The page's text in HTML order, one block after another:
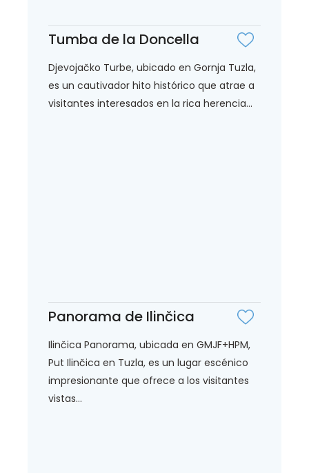
Tumba de la Doncella
Djevojačko Turbe, ubicado en Gornja Tuzla,
es un cautivador hito histórico que atrae a
visitantes interesados en la rica herencia...
Panorama de Ilinčica
Ilinčica Panorama, ubicada en GMJF+HPM,
Put Ilinčica en Tuzla, es un lugar escénico
impresionante que ofrece a los visitantes
vistas...